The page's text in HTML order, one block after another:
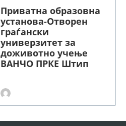
Приватна образовна
установа-Отворен
граѓански
универзитет за
доживотно учење
ВАНЧО ПРКЕ Штип